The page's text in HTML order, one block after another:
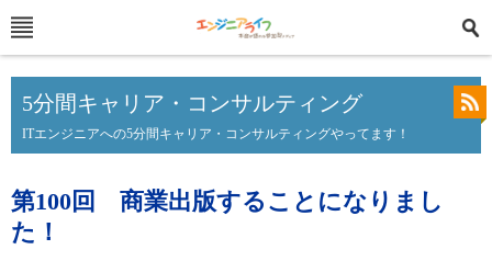
5分間キャリア・コンサルティング
ITエンジニアへの5分間キャリア・コンサルティングやってます！
第100回 商業出版することになりまし
た！